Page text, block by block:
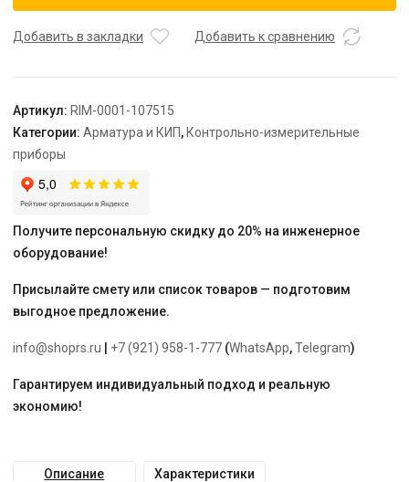
с
Dn
100
мм,
гильза
1/2
,
Добавить в закладки Добавить к сравнению
Артикул: RIM-0001-107515
Категории: Арматура и КИП, Контрольно-измерительные
приборы
Получите персональную скидку до 20% на инженерное
оборудование!
Присылайте смету или список товаров — подготовим
выгодное предложение.
info@shoprs.ru +7 (921) 958-1-777 (WhatsApp,Telegram)
Гарантируем индивидуальный подход и реальную
экономию!
Описание Характеристики